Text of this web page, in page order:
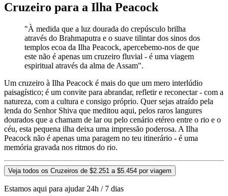
Cruzeiro para a Ilha Peacock
"À medida que a luz dourada do crepúsculo brilha
através do Brahmaputra e o suave tilintar dos sinos dos
templos ecoa da Ilha Peacock, apercebemo-nos de que
este não é apenas um cruzeiro fluvial - é uma viagem
espiritual através da alma de Assam".
Um cruzeiro à Ilha Peacock é mais do que um mero interlúdio
paisagístico; é um convite para abrandar, refletir e reconectar - com a
natureza, com a cultura e consigo próprio. Quer sejas atraído pela
lenda do Senhor Shiva que meditou aqui, pelos raros langures
dourados que a chamam de lar ou pelo cenário etéreo entre o rio e o
céu, esta pequena ilha deixa uma impressão poderosa. A Ilha
Peacock não é apenas uma paragem no teu itinerário - é uma
memória gravada nos ritmos do rio.
Veja todos os Cruzeiros de $2.251 a $5.454 por viagem
Estamos aqui para ajudar 24h / 7 dias